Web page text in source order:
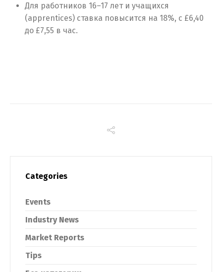
Для работников 16–17 лет и учащихся
(apprentices) ставка повысится на 18%, с £6,40
до £7,55 в час.
Categories
Events
Industry News
Market Reports
Tips